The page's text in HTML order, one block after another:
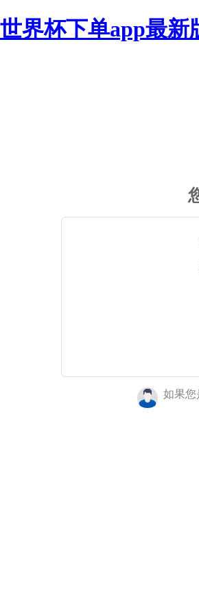
世界杯下单app最
如果您